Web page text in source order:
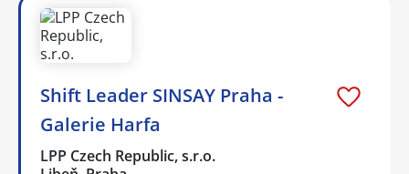
Shift Leader SINSAY Praha -
Galerie Harfa
LPP Czech Republic, s.r.o.